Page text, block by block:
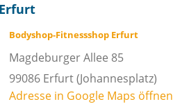
Bodyshop-Fitnessshop Erfurt
Magdeburger Allee 85
99086 Erfurt(Johannesplatz)
Adresse in Google Maps öffnen